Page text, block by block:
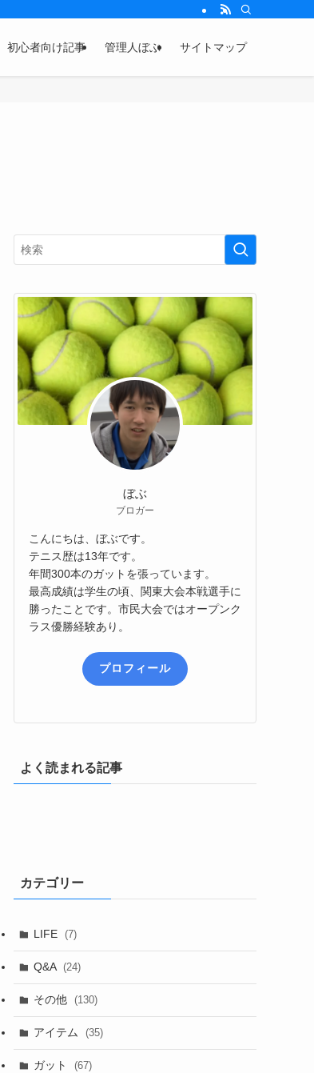
初心者向け記事 管理人ぼぶ サイトマップ
ぼぶ
ブロガー
こんにちは、ぼぶです。
テニス歴は13年です。
年間300本のガットを張っています。
最高成績は学生の頃、関東大会本戦選手に
勝ったことです。市民大会ではオープンク
ラス優勝経験あり。
プロフィール
よく読まれる記事
カテゴリー
LIFE (7)
Q&A (24)
その他 (130)
アイテム (35)
ガット (67)